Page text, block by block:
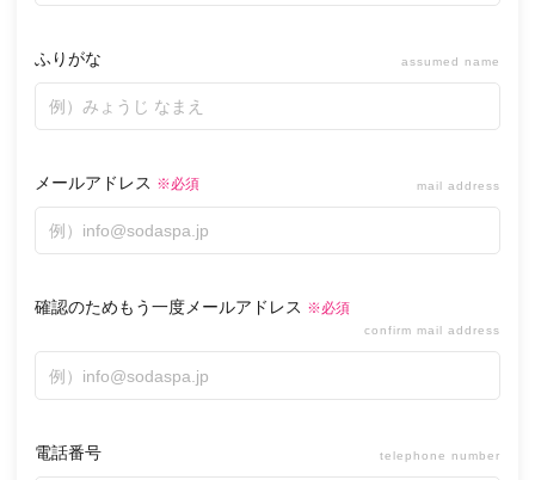
[営業時間] 平日10：00～19：00
ふりがな assumed name
メールアドレス ※必須 mail address
確認のためもう一度メールアドレス ※必須
confirm mail address
電話番号 telephone number